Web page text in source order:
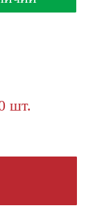
шт.